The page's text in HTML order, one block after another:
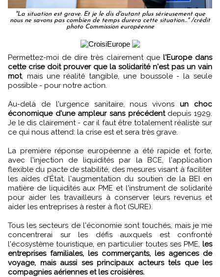
"La situation est grave. Et je le dis d'autant plus sérieusement que
nous ne savons pas combien de temps durera cette situation..." /crédit
photo Commission européenne
Permettez-moi de dire très clairement que l'Europe dans
cette crise doit prouver que la solidarité n'est pas un vain
mot, mais une réalité tangible, une boussole - la seule
possible - pour notre action.
Au-delà de l'urgence sanitaire, nous vivons un choc
économique d'une ampleur sans précédentdepuis 1929.
Je le dis clairement - car il faut être totalement réaliste sur
ce qui nous attend: la crise est et sera très grave.
La première réponse européenne a été rapide et forte,
avec l'injection de liquidités par la BCE, l'application
flexible du pacte de stabilité, des mesures visant à faciliter
les aides d'État, l'augmentation du soutien de la BEI en
matière de liquidités aux PME et l'instrument de solidarité
pour aider les travailleurs à conserver leurs revenus et
aider les entreprises à rester à flot (SURE).
Tous les secteurs de l'économie sont touchés, mais je me
concentrerai sur les défis auxquels est confronté
l'écosystème touristique, en particulier toutes ses PME, les
entreprises familiales, les commerçants, les agences de
voyage, mais aussi ses principaux acteurs tels que les
compagnies aériennes et les croisières.